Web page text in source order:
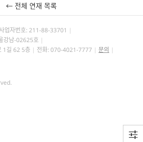
← 전체 연재 목록
사업자번호: 211-88-33701
강남-02625호
1길 62 5층
전화: 070-4021-7777
문의